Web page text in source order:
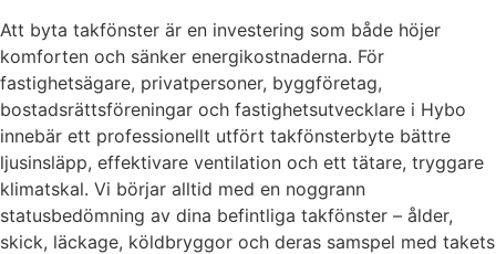
Att byta takfönster är en investering som både höjer
komforten och sänker energikostnaderna. För
fastighetsägare, privatpersoner, byggföretag,
bostadsrättsföreningar och fastighetsutvecklare i Hybo
innebär ett professionellt utfört takfönsterbyte bättre
ljusinsläpp, effektivare ventilation och ett tätare, tryggare
klimatskal. Vi börjar alltid med en noggrann
statusbedömning av dina befintliga takfönster – ålder,
skick, läckage, köldbryggor och deras samspel med takets